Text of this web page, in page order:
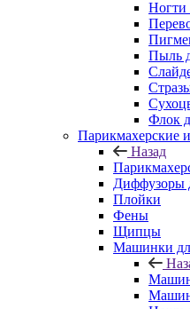
Ногти
Пыль
Флок
Парикмахерские
Назад
Диффузоры
Плойки
Фены
Щипцы
Машинки